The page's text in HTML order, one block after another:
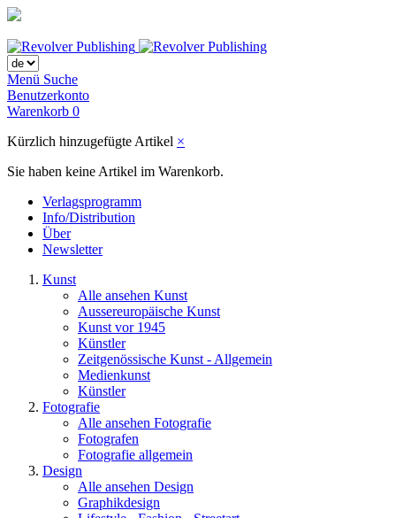
Menü Suche
Benutzerkonto
Warenkorb 0
Kürzlich hinzugefügte Artikel ×
Sie haben keine Artikel im Warenkorb.
Verlagsprogramm
Info/Distribution
Über
Newsletter
Kunst
Alle ansehen Kunst
Aussereuropäische Kunst
Kunst vor 1945
Künstler
Zeitgenössische Kunst - Allgemein
Medienkunst
Künstler
Fotografie
Alle ansehen Fotografie
Fotografen
Fotografie allgemein
Design
Alle ansehen Design
Graphikdesign